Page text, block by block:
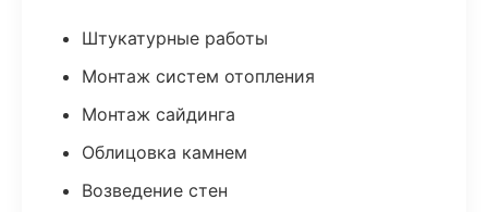
Штукатурные работы
Монтаж систем отопления
Монтаж сайдинга
Облицовка камнем
Возведение стен